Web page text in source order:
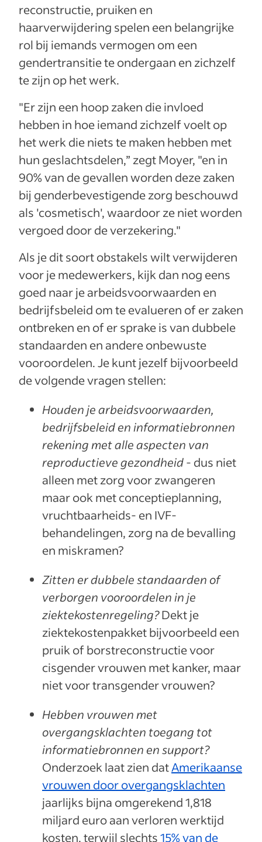
reconstructie, pruiken en
haarverwijdering spelen een belangrijke
rol bij iemands vermogen om een
gendertransitie te ondergaan en zichzelf
te zijn op het werk.
"Er zijn een hoop zaken die invloed
hebben in hoe iemand zichzelf voelt op
het werk die niets te maken hebben met
hun geslachtsdelen,” zegt Moyer, "en in
90% van de gevallen worden deze zaken
bij genderbevestigende zorg beschouwd
als 'cosmetisch', waardoor ze niet worden
vergoed door de verzekering."
Als je dit soort obstakels wilt verwijderen
voor je medewerkers, kijk dan nog eens
goed naar je arbeidsvoorwaarden en
bedrijfsbeleid om te evalueren of er zaken
ontbreken en of er sprake is van dubbele
standaarden en andere onbewuste
vooroordelen. Je kunt jezelf bijvoorbeeld
de volgende vragen stellen:
Houden je arbeidsvoorwaarden,
bedrijfsbeleid en informatiebronnen
rekening met alle aspecten van
reproductieve gezondheid- dus niet
alleen met zorg voor zwangeren
maar ook met conceptieplanning,
vruchtbaarheids- en IVF-
behandelingen, zorg na de bevalling
en miskramen?
Zitten er dubbele standaarden of
verborgen vooroordelen in je
ziektekostenregeling?Dekt je
ziektekostenpakket bijvoorbeeld een
pruik of borstreconstructie voor
cisgender vrouwen met kanker, maar
niet voor transgender vrouwen?
Hebben vrouwen met
overgangsklachten toegang tot
informatiebronnen en support?
Onderzoek laat zien datAmerikaanse
vrouwen door overgangsklachten
jaarlijks bijna omgerekend 1,818
miljard euro aan verloren werktijd
kosten, terwijl slechts15% van de